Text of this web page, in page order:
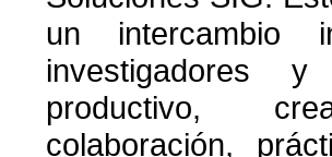
un intercambio
investigadores
productivo,
colaboración,